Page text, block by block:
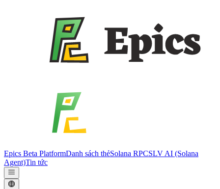
Epics Beta PlatformDanh sách thẻSolana RPCSLV AI (Solana
Agent)Tin tức